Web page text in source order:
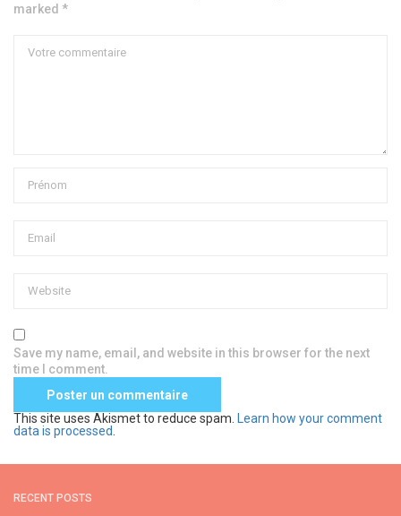
marked *
Save my name, email, and website in this browser for the next
time I comment.
This site uses Akismet to reduce spam.
Learn how your comment
data is processed
RECENT POSTS